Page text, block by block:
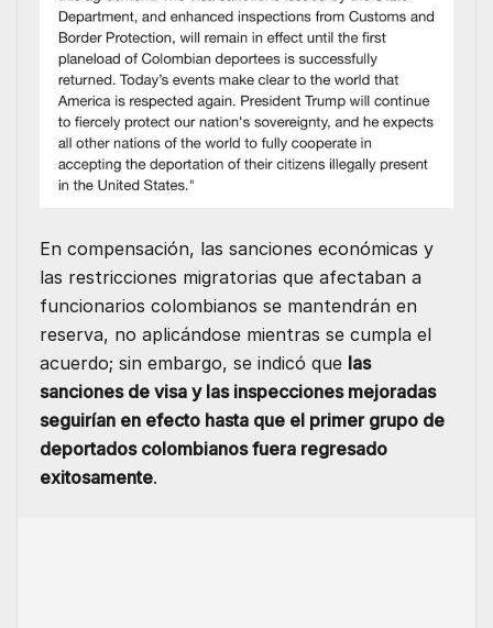
En compensación, las sanciones económicas y
las restricciones migratorias que afectaban a
funcionarios colombianos se mantendrán en
reserva, no aplicándose mientras se cumpla el
acuerdo; sin embargo, se indicó que las
sanciones de visa y las inspecciones mejoradas
seguirían en efecto hasta que el primer grupo de
deportados colombianos fuera regresado
exitosamente.